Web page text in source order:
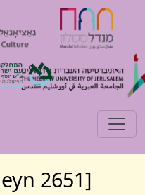
Toggle navigation